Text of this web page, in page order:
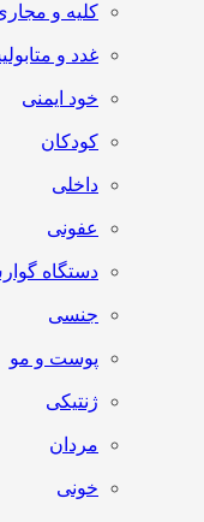
کلیه و
غدد و
خود ایمنی
کودکان
داخلی
عفونی
دستگاه
جنسی
پوست و مو
ژنتیکی
مردان
خونی